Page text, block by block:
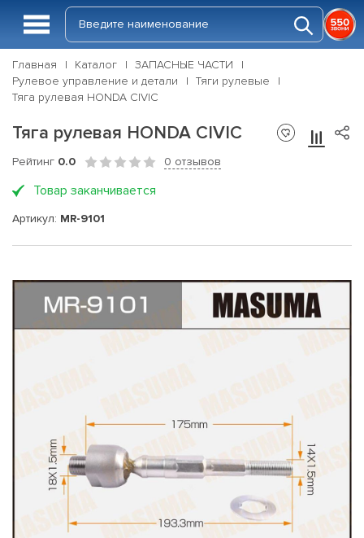
Главная Каталог
ЗАПАСНЫЕ ЧАСТИ
Рулевое управление и детали
Тяги рулевые
Тяга рулевая HONDA CIVIC
Тяга рулевая HONDA CIVIC
Рейтинг 0.0 0 отзывов
Товар заканчивается
Артикул: MR-9101